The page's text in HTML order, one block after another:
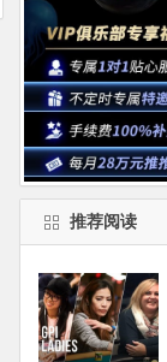
推荐阅读